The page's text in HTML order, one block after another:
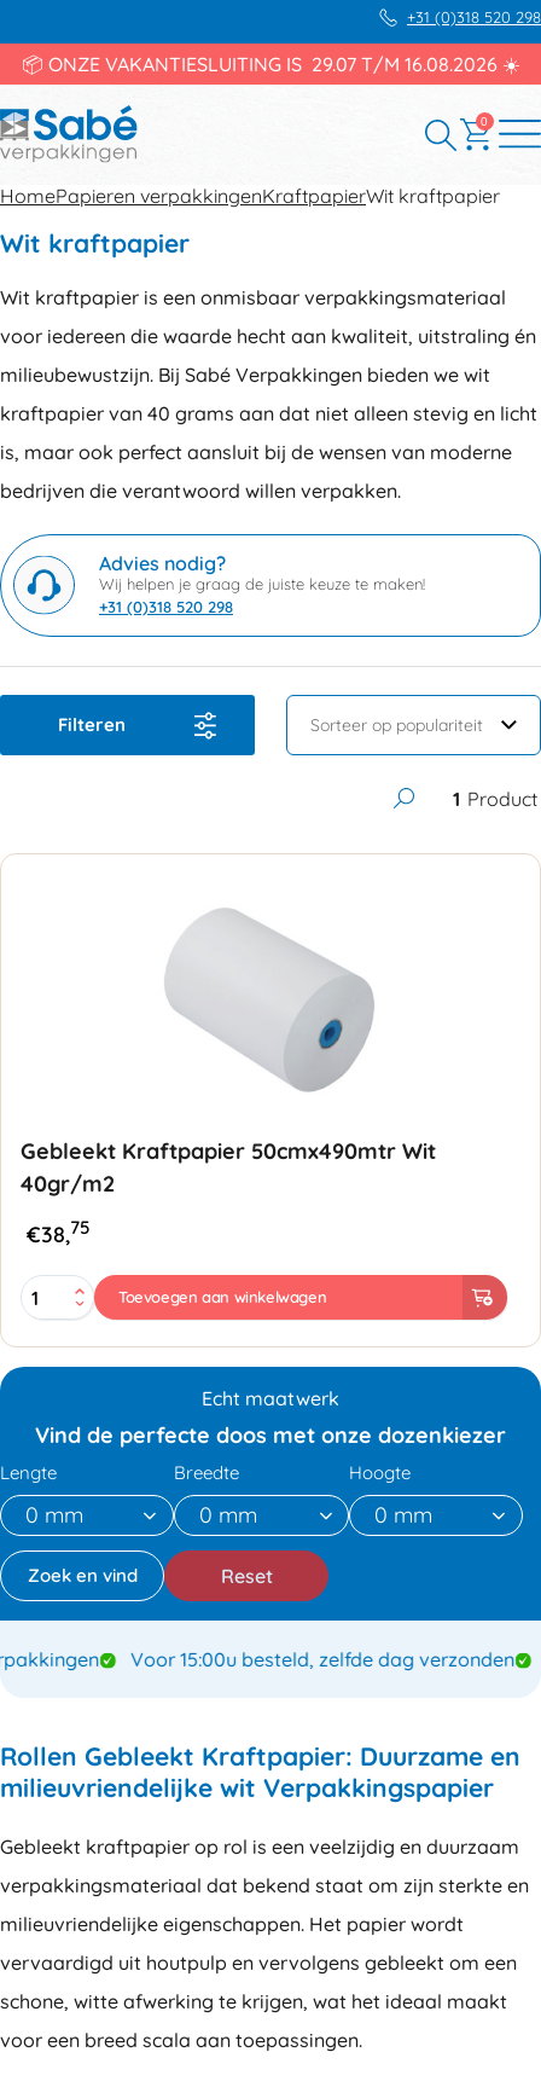
+31 (0)318 520 298
📦 ONZE VAKANTIESLUITING IS 29.07 T/M 16.08.2026 ☀️
0
HomePapieren verpakkingenKraftpapierWit kraftpapier
Wit kraftpapier
Wit kraftpapier is een onmisbaar verpakkingsmateriaal
voor iedereen die waarde hecht aan kwaliteit, uitstraling én
milieubewustzijn. Bij Sabé Verpakkingen bieden we wit
kraftpapier van 40 grams aan dat niet alleen stevig en licht
is, maar ook perfect aansluit bij de wensen van moderne
bedrijven die verantwoord willen verpakken.
Advies nodig?
Wij helpen je graag de juiste keuze te maken!
+31 (0)318 520 298
Filteren
1 Product
Gebleekt Kraftpapier 50cmx490mtr Wit
40gr/m2
€38,75
Gebleekt
Kraftpapier
Toevoegen aan winkelwagen
Echt maatwerk
Vind de perfecte doos met onze dozenkiezer
Lengte Breedte Hoogte
Reset
Voor 15:00u besteld, zelfde dag verzonden
Rollen Gebleekt Kraftpapier: Duurzame en
milieuvriendelijke wit Verpakkingspapier
Gebleekt kraftpapier op rol is een veelzijdig en duurzaam
verpakkingsmateriaal dat bekend staat om zijn sterkte en
milieuvriendelijke eigenschappen. Het papier wordt
vervaardigd uit houtpulp en vervolgens gebleekt om een
schone, witte afwerking te krijgen, wat het ideaal maakt
voor een breed scala aan toepassingen.